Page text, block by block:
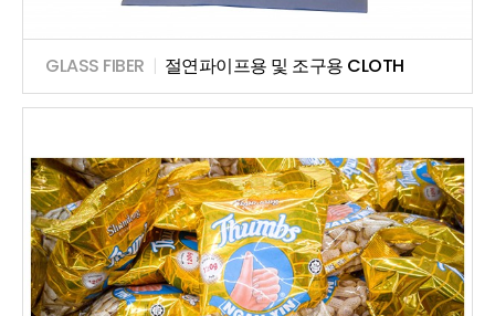
GLASS FIBER | 절연파이프용 및 조구용 CLOTH